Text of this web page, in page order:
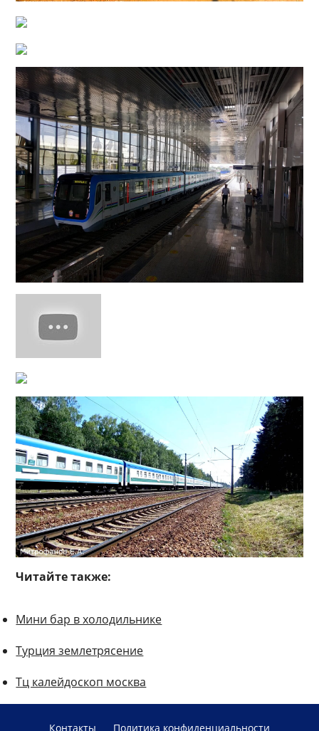
Читайте также:
Мини бар в холодильнике
Турция землетрясение
Тц калейдоскоп москва
Контакты Политика конфиденциальности